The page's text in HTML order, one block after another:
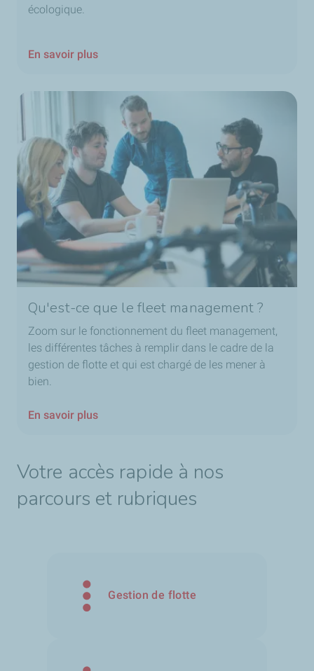
écologique.
En savoir plus
Qu'est-ce que le fleet management ?
Zoom sur le fonctionnement du fleet management,
les différentes tâches à remplir dans le cadre de la
gestion de flotte et qui est chargé de les mener à
bien.
En savoir plus
Votre accès rapide à nos
parcours et rubriques
Gestion de flotte